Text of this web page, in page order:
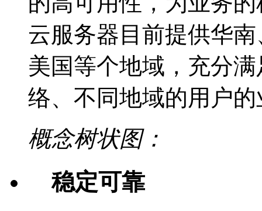
云服务器目前提供华
美国等个地域，充分
络、不同地域的用户
概念树状图：
稳定可靠